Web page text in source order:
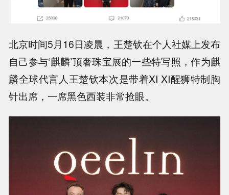
北京时间5月16日凌晨，王楚钦在个人社媒上发布
自己参与‘麒麟’顶奢珠宝展的一些特写照，作为麒
麟全球代言人王楚钦本次是带着XI XI醒狮特制胸
针出席，一席黑色西装非常抢眼。